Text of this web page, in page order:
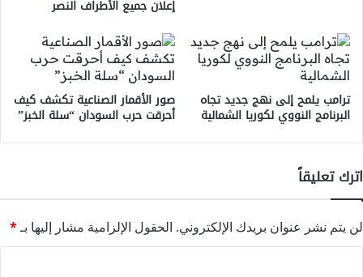
إعلان جميع الأطراف النصر
ترامب يلمح إلى نهج جديد تجاه
البرنامج النووي لكوريا الشمالية
صور الأقمار الصناعية تكشف كيف
أحرقت حرب السودان “سلة الخبز”
اترك تعليقاً
لن يتم نشر عنوان بريدك الإلكتروني. الحقول الإلزامية مشار إليها بـ*